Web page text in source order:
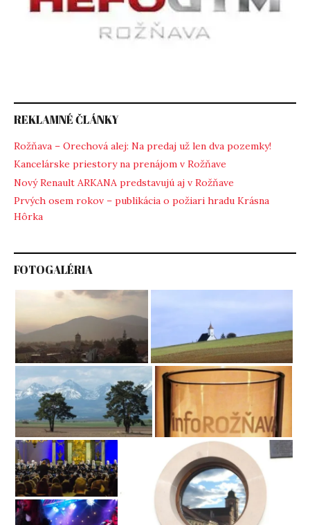
REKLAMNÉ ČLÁNKY
Rožňava – Orechová alej: Na predaj už len dva pozemky!
Kancelárske priestory na prenájom v Rožňave
Nový Renault ARKANA predstavujú aj v Rožňave
Prvých osem rokov – publikácia o požiari hradu Krásna
Hôrka
FOTOGALÉRIA